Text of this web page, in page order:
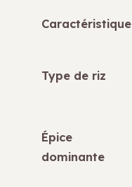
Caractéristique
Type de riz
Épice
dominante